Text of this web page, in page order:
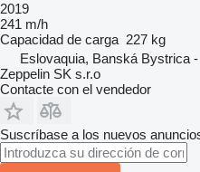
2019
241 m/h
Capacidad de carga 227 kg
Eslovaquia, Banská Bystrica
Zeppelin SK s.r.o
Contacte con el vendedor
Suscríbase a los nuevos